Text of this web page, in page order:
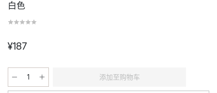
白色
¥187
添加至购物车